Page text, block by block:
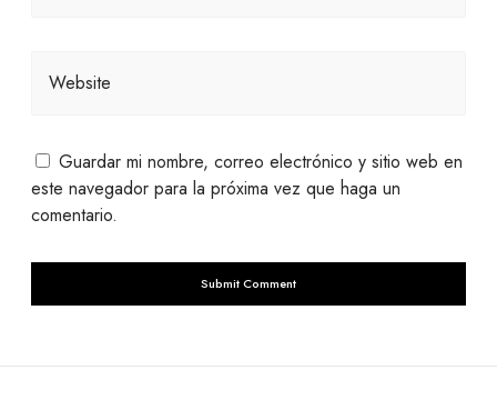
Website
Guardar mi nombre, correo electrónico y sitio web en
este navegador para la próxima vez que haga un
comentario.